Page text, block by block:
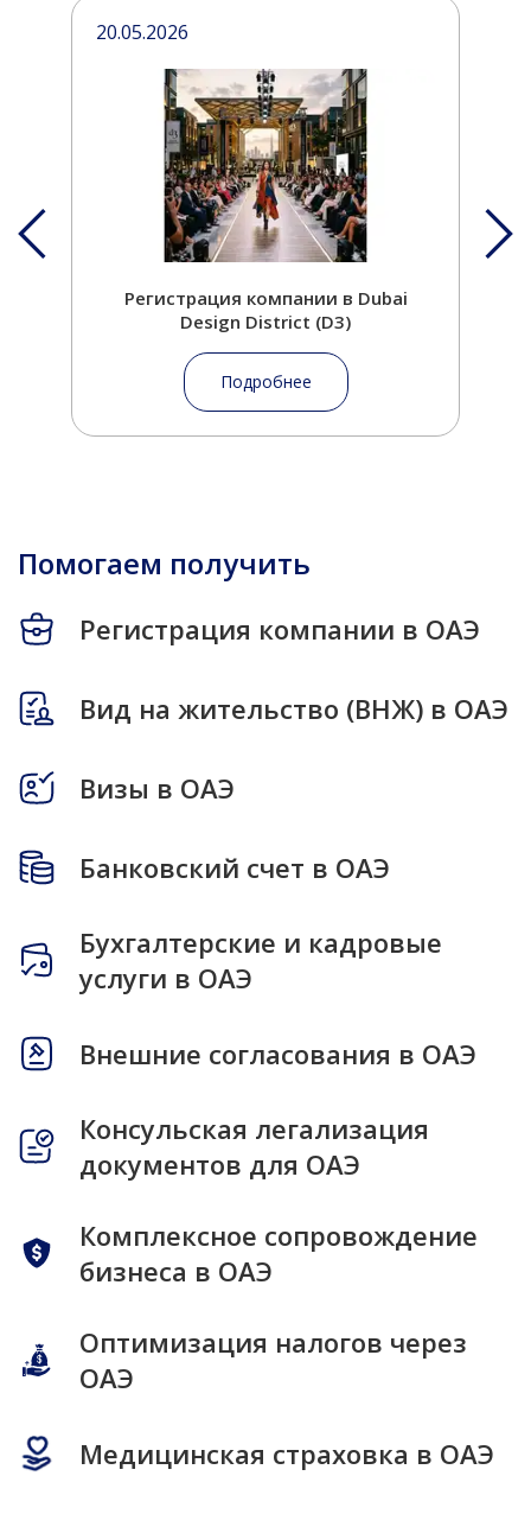
20.05.2026
Регистрация компании в Dubai
Design District (D3)
Подробнее
Помогаем получить
Регистрация компании в ОАЭ
Вид на жительство (ВНЖ) в ОАЭ
Визы в ОАЭ
Банковский счет в ОАЭ
Бухгалтерские и кадровые
услуги в ОАЭ
Внешние согласования в ОАЭ
Консульская легализация
документов для ОАЭ
Комплексное сопровождение
бизнеса в ОАЭ
Оптимизация налогов через
ОАЭ
Медицинская страховка в ОАЭ